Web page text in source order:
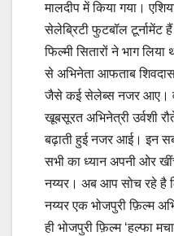
मालदीप में किया गया।
सेलेब्रिटी फुटबॉल
फिल्मी सितारों ने भाग
से अभिनेता आफताब
जैसे कई सेलेब्स नजर आए।
खूबसूरत अभिनेत्री उर्वशी
बढ़ाती हुई नजर आई। इन
सभी का ध्यान अपनी ओर
नय्यर। अब आप सोच रहे है
नय्यर एक भोजपुरी फ़िल्म
ही भोजपुरी फ़िल्म ‘हल्फा